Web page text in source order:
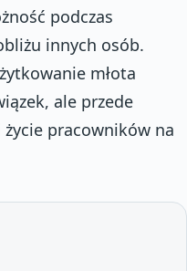
podczas
innych osób.
młota
ale przede
pracowników na